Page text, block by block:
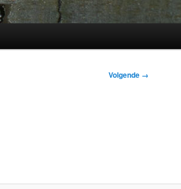
Volgende →